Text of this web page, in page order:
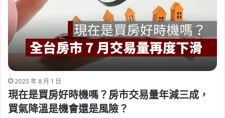
2025 年 8 月 1 日
現在是買房好時機嗎？房市交易量年減三成，
買氣降溫是機會還是風險？